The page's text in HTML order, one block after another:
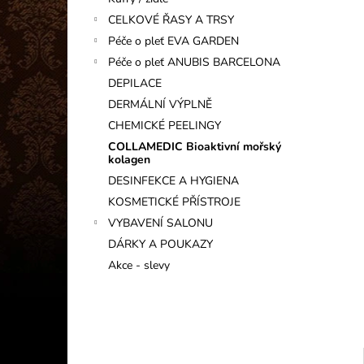
l
CELKOVÉ ŘASY A TRSY
Péče o pleť EVA GARDEN
Péče o pleť ANUBIS BARCELONA
DEPILACE
DERMÁLNÍ VÝPLNĚ
CHEMICKÉ PEELINGY
COLLAMEDIC Bioaktivní mořský
kolagen
DESINFEKCE A HYGIENA
KOSMETICKÉ PŘÍSTROJE
VYBAVENÍ SALONU
DÁRKY A POUKAZY
Akce - slevy
1 Kč